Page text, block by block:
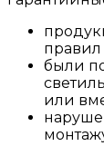
правил
были
или